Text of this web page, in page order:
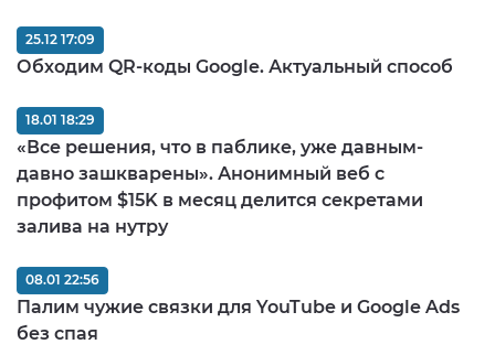
Обходим QR-коды Google. Актуальный способ
25.12 17:09
«Все решения, что в паблике, уже давным-
давно зашкварены». Анонимный веб с
профитом $15K в месяц делится секретами
залива на нутру
18.01 18:29
Палим чужие связки для YouTube и Google Ads
без спая
08.01 22:56